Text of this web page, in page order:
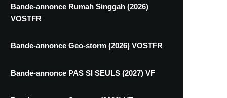
Bande-annonce Rumah Singgah (2026)
VOSTFR
Bande-annonce Geo-storm (2026) VOSTFR
Bande-annonce PAS SI SEULS (2027) VF